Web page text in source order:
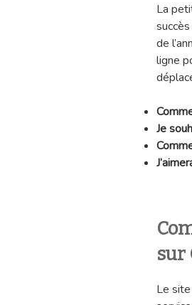
La
de
ligne
Je
sur
Le site